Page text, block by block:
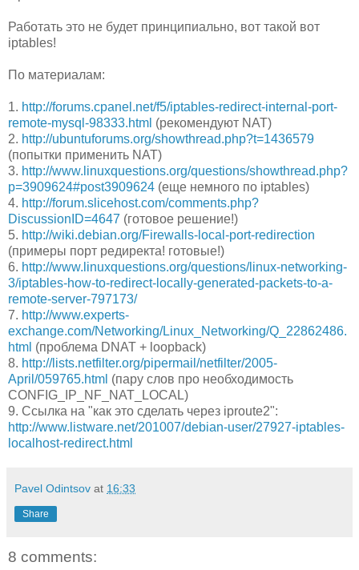
Работать это не будет принципиально, вот такой вот
iptables!
По материалам:
1. http://forums.cpanel.net/f5/iptables-redirect-internal-port-
remote-mysql-98333.html (рекомендуют NAT)
2. http://ubuntuforums.org/showthread.php?t=1436579
(попытки применить NAT)
3. http://www.linuxquestions.org/questions/showthread.php?
p=3909624#post3909624 (еще немного по iptables)
4. http://forum.slicehost.com/comments.php?
DiscussionID=4647 (готовое решение!)
5. http://wiki.debian.org/Firewalls-local-port-redirection
(примеры порт редиректа! готовые!)
6. http://www.linuxquestions.org/questions/linux-networking-
3/iptables-how-to-redirect-locally-generated-packets-to-a-
remote-server-797173/
7. http://www.experts-
exchange.com/Networking/Linux_Networking/Q_22862486.
html (проблема DNAT + loopback)
8. http://lists.netfilter.org/pipermail/netfilter/2005-
April/059765.html (пару слов про необходимость
CONFIG_IP_NF_NAT_LOCAL)
9. Ссылка на "как это сделать через iproute2":
http://www.listware.net/201007/debian-user/27927-iptables-
localhost-redirect.html
Pavel Odintsov at 16:33
Share
8 comments: